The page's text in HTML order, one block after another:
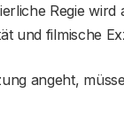
Regie
und filmische
angeht,